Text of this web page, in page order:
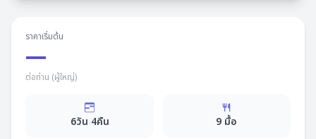
ราคาเริ่มต้น
—
ต่อท่าน (ผู้ใหญ่)
6วัน 4คืน 9 มื้อ